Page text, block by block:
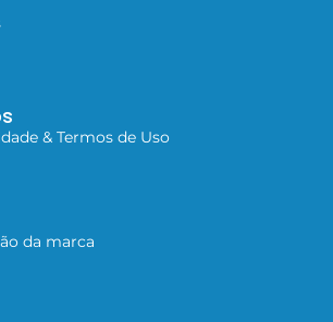
& Termos de Uso
da marca